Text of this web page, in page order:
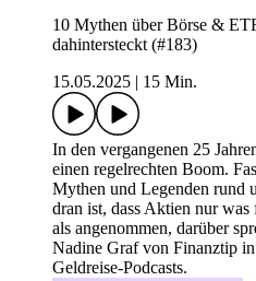
10 Mythen über Börse &
dahintersteckt (#183)
15.05.2025
15 Min.
In den vergangenen 25
einen regelrechten Boom.
Mythen und Legenden rund
dran ist, dass Aktien nur
als angenommen, darüber
Nadine Graf von Finanztip
Geldreise-Podcasts.